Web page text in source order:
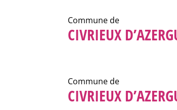
Commune de
CIVRIEUX
Commune de
CIVRIEUX